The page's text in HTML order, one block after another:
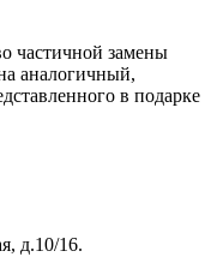
частичной замены
аналогичный,
в подарке
д.10/16.